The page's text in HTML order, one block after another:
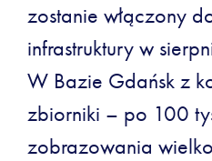
zostanie włączony
infrastruktury w
W Bazie Gdańsk z
zbiorniki – po 100
zobrazowania